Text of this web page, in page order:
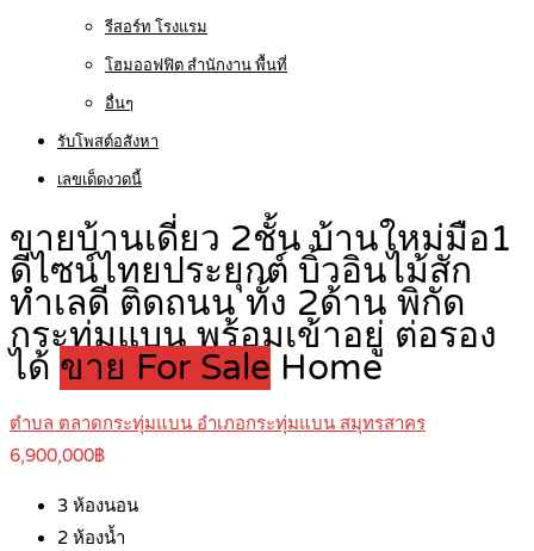
รีสอร์ท โรงแรม
โฮมออฟฟิต สำนักงาน พื้นที่
อื่นๆ
รับโพสต์อสังหา
เลขเด็ดงวดนี้
ขายบ้านเดี่ยว 2ชั้น บ้านใหม่มือ1
ดีไซน์ไทยประยุกต์ บิ้วอินไม้สัก
ทำเลดี ติดถนน ทั้ง 2ด้าน พิกัด
กระทุ่มแบน พร้อมเข้าอยู่ ต่อรอง
ได้ ขาย For Sale Home
ตำบล ตลาดกระทุ่มแบน อำเภอกระทุ่มแบน สมุทรสาคร
6,900,000฿
3 ห้องนอน
2 ห้องน้ำ